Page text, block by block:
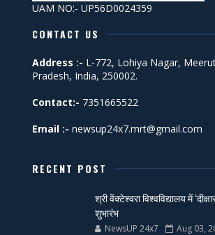
UAM NO:- UP56D0024359
CONTACT US
Address :- L-772, Lohiya Nagar,
Pradesh, India, 250002.
Contact:- 7351665522
Email :- newsup24x7.mrt@gmail.com
RECENT POST
श्री वेंक्टेश्वरा विश्वविद्यालय में
शुभारंभ
NewsUP 24x7 Aug 03,